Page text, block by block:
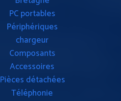
PC portables
Périphériques
chargeur
Composants
Accessoires
Pièces détachées
Téléphonie